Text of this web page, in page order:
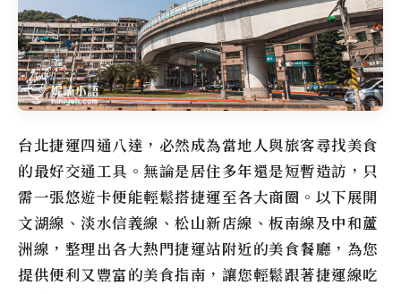
台北捷運四通八達，必然成為當地人與旅客尋找美食
的最好交通工具。無論是居住多年還是短暫造訪，只
需一張悠遊卡便能輕鬆搭捷運至各大商圈。以下展開
文湖線、淡水信義線、松山新店線、板南線及中和蘆
洲線，整理出各大熱門捷運站附近的美食餐廳，為您
提供便利又豐富的美食指南，讓您輕鬆跟著捷運線吃